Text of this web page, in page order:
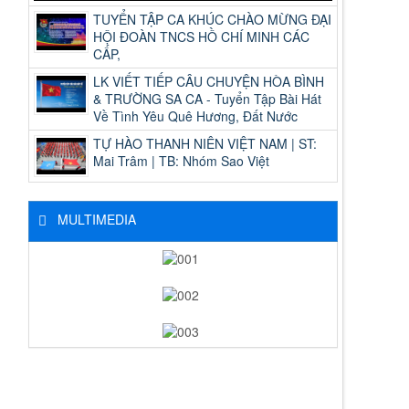
TUYỂN TẬP CA KHÚC CHÀO MỪNG ĐẠI
HỘI ĐOÀN TNCS HỒ CHÍ MINH CÁC
CẤP,
LK VIẾT TIẾP CÂU CHUYỆN HÒA BÌNH
& TRƯỜNG SA CA - Tuyển Tập Bài Hát
Về Tình Yêu Quê Hương, Đất Nước
TỰ HÀO THANH NIÊN VIỆT NAM | ST:
Mai Trâm | TB: Nhóm Sao Việt
MULTIMEDIA